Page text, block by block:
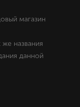
магазин
названия
данной